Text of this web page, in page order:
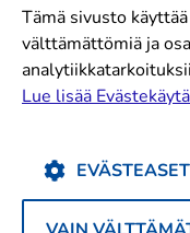
Uutiset
Oikeudet
Tarinat
Teemat
Tämä sivusto
välttämättömiä ja
Lue lisää